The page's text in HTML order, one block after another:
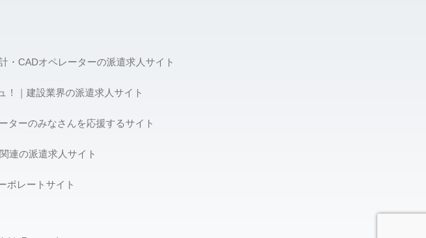
・CADオペレーターの派遣求人サイト
！｜建設業界の派遣求人サイト
ターのみなさんを応援するサイト
連の派遣求人サイト
ポレートサイト